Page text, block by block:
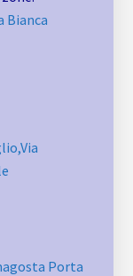
Bianca
Porta